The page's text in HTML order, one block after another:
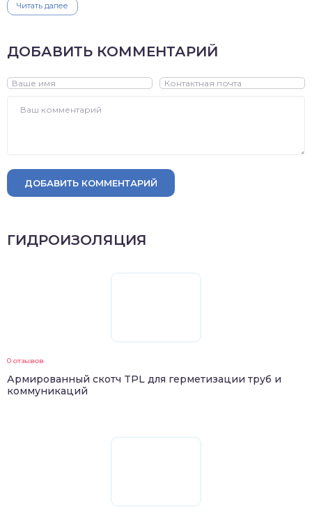
Читать далее
ДОБАВИТЬ КОММЕНТАРИЙ
ДОБАВИТЬ КОММЕНТАРИЙ
ГИДРОИЗОЛЯЦИЯ
0 отзывов
Армированный скотч TPL для герметизации труб и
коммуникаций